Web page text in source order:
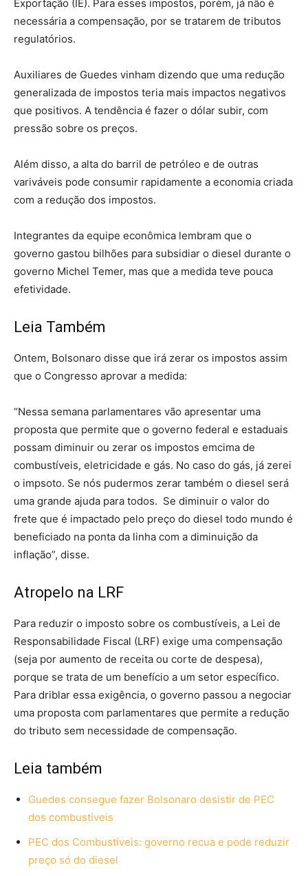
Exportação (IE). Para esses impostos, porém, já não é
necessária a compensação, por se tratarem de tributos
regulatórios.
Auxiliares de Guedes vinham dizendo que uma redução
generalizada de impostos teria mais impactos negativos
que positivos. A tendência é fazer o dólar subir, com
pressão sobre os preços.
Além disso, a alta do barril de petróleo e de outras
variváveis pode consumir rapidamente a economia criada
com a redução dos impostos.
Integrantes da equipe econômica lembram que o
governo gastou bilhões para subsidiar o diesel durante o
governo Michel Temer, mas que a medida teve pouca
efetividade.
Leia Também
Ontem, Bolsonaro disse que irá zerar os impostos assim
que o Congresso aprovar a medida:
“Nessa semana parlamentares vão apresentar uma
proposta que permite que o governo federal e estaduais
possam diminuir ou zerar os impostos emcima de
combustíveis, eletricidade e gás. No caso do gás, já zerei
o impsoto. Se nós pudermos zerar também o diesel será
uma grande ajuda para todos. Se diminuir o valor do
frete que é impactado pelo preço do diesel todo mundo é
beneficiado na ponta da linha com a diminuição da
inflação”, disse.
Atropelo na LRF
Para reduzir o imposto sobre os combustíveis, a Lei de
Responsabilidade Fiscal (LRF) exige uma compensação
(seja por aumento de receita ou corte de despesa),
porque se trata de um benefício a um setor específico.
Para driblar essa exigência, o governo passou a negociar
uma proposta com parlamentares que permite a redução
do tributo sem necessidade de compensação.
Leia também
Guedes consegue fazer Bolsonaro desistir de PEC
dos combustíveis
PEC dos Combustíveis: governo recua e pode reduzir
preço só do diesel